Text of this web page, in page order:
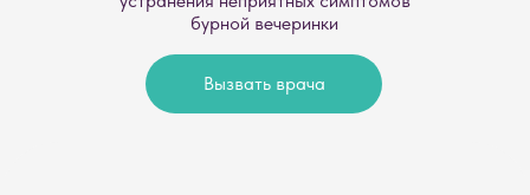
бурной вечеринки
Вызвать врача